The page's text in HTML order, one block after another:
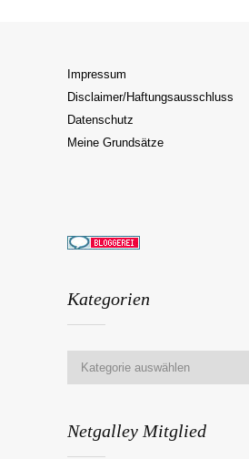
Impressum
Disclaimer/Haftungsausschluss
Datenschutz
Meine Grundsätze
Kategorien
Netgalley Mitglied